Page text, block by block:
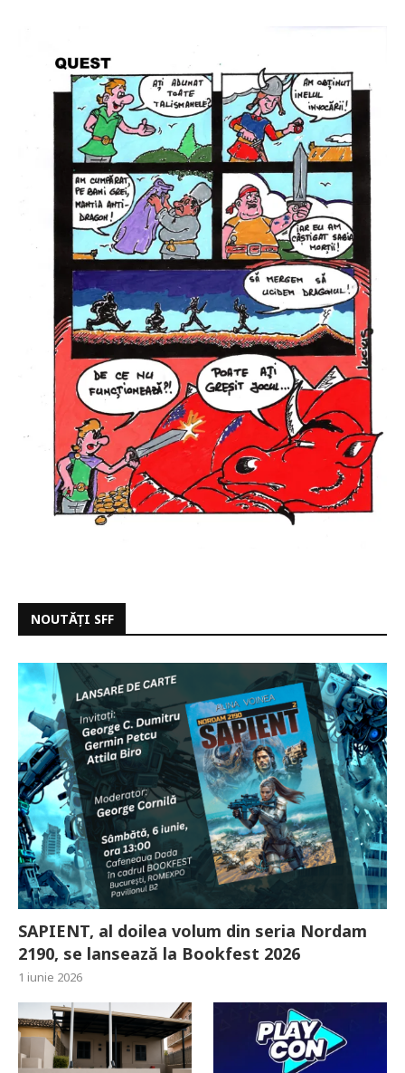
NOUTĂȚI SFF
SAPIENT, al doilea volum din seria Nordam
2190, se lansează la Bookfest 2026
1 iunie 2026